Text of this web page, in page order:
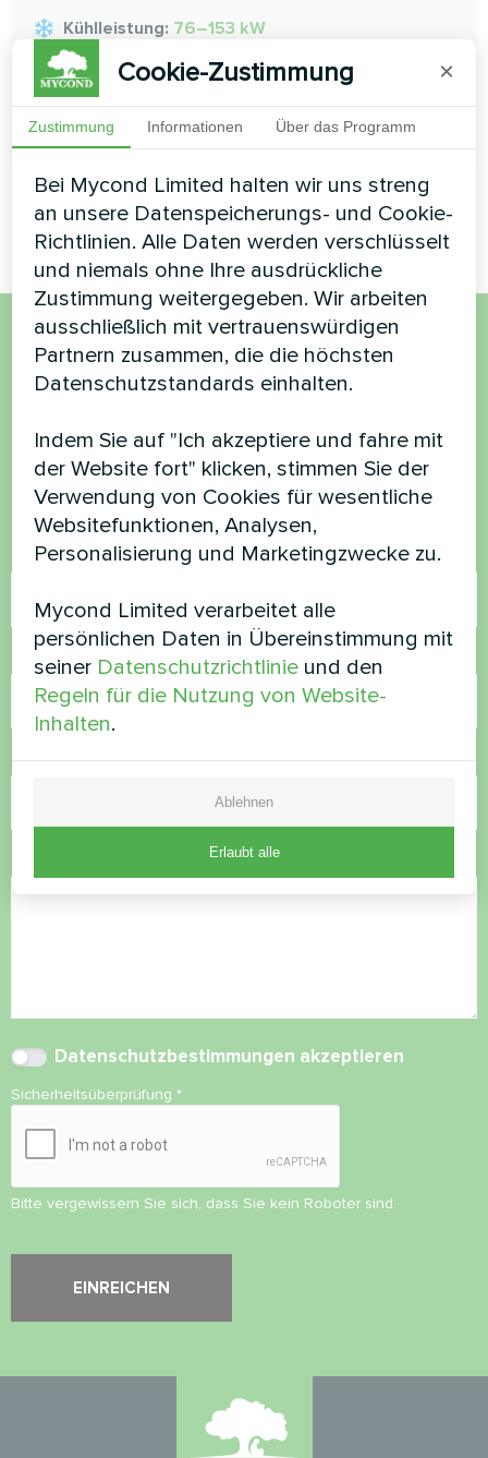
Kühlleistung: 76–153 kW
Heizleistung: 81–161 kW
MEHR LESEN
Möchten Sie kaufen oder
Kontaktieren Sie uns und wir werden Ihnen
helfen
Name
Rufnummer
Datenschutzbestimmungen akzeptieren
Sicherheitsüberprüfung *
Bitte vergewissern Sie sich, dass Sie kein Roboter sind.
Cookie-Zustimmung ×
Zustimmung Informationen Über das Programm
Bei Mycond Limited halten wir uns streng
an unsere Datenspeicherungs- und Cookie-
Richtlinien. Alle Daten werden verschlüsselt
und niemals ohne Ihre ausdrückliche
Zustimmung weitergegeben. Wir arbeiten
ausschließlich mit vertrauenswürdigen
Partnern zusammen, die die höchsten
Datenschutzstandards einhalten.
Indem Sie auf "Ich akzeptiere und fahre mit
der Website fort" klicken, stimmen Sie der
Verwendung von Cookies für wesentliche
Websitefunktionen, Analysen,
Personalisierung und Marketingzwecke zu.
Mycond Limited verarbeitet alle
persönlichen Daten in Übereinstimmung mit
seiner Datenschutzrichtlinie und den
Regeln für die Nutzung von Website-
Inhalten.
Ablehnen
Erlaubt alle